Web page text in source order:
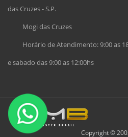
das Cruzes - S.P.
Mogi das Cruzes
Horário de Atendimento: 9:00 as
e sabado das 9:00 as 12:00hs
Copyright ©